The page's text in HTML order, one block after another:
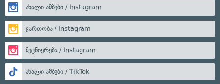
ახალი ამბები / Instagram
გართობა / Instagram
მეცნიერება / Instagram
ახალი ამბები / TikTok